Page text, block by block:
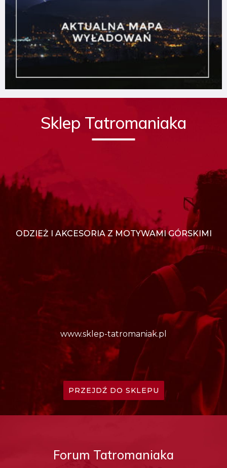
Sklep Tatromaniaka
ODZIEŻ I AKCESORIA Z MOTYWAMI GÓRSKIMI
www.sklep-tatromaniak.pl
PRZEJDŹ DO SKLEPU
Forum Tatromaniaka